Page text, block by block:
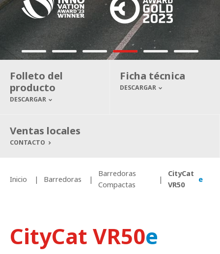
Folleto del
producto
DESCARGAR
Ficha técnica
DESCARGAR
Ventas locales
CONTACTO
Inicio Barredoras
Barredoras
Compactas
CityCat
VR50
e
CityCat VR50e